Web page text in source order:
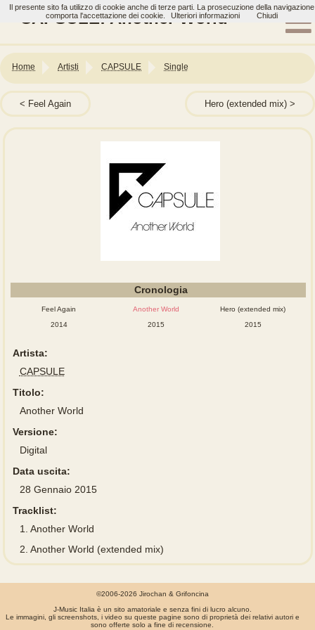
CAPSULE: Another World
Home Artisti CAPSULE Single
Feel Again Hero (extended mix)
Cronologia
Feel Again
2014
Another World
2015
Hero (extended mix)
2015
Artista:
CAPSULE
Titolo:
Another World
Versione:
Digital
Data uscita:
28 Gennaio 2015
Tracklist:
1.
Another World
2. Another World (extended mix)
©2006-2026 Jirochan & Grifoncina
J-Music Italia è un sito amatoriale e senza fini di lucro alcuno.
Le immagini, gli screenshots, i video su queste pagine sono di proprietà dei relativi autori e
sono offerte solo a fine di recensione.
Il presente sito fa utilizzo di cookie anche di terze parti. La prosecuzione della navigazione
comporta l'accettazione dei cookie.
Ulteriori informazioni Chiudi